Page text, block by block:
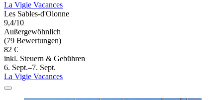
La Vigie Vacances
Les Sables-d'Olonne
9,4/10
Außergewöhnlich
(79 Bewertungen)
82 €
inkl. Steuern & Gebühren
6. Sept.–7. Sept.
La Vigie Vacances